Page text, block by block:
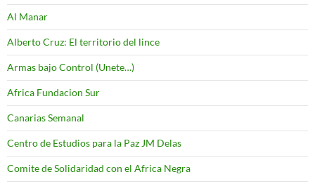
Al Manar
Alberto Cruz: El territorio del lince
Armas bajo Control (Unete…)
Africa Fundacion Sur
Canarias Semanal
Centro de Estudios para la Paz JM Delas
Comite de Solidaridad con el Africa Negra